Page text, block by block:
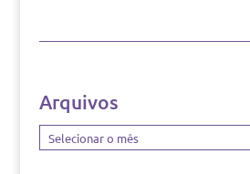
Arquivos
Arquivos